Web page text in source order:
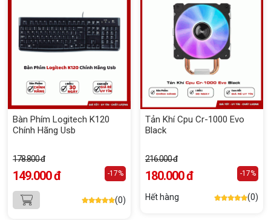
Bàn Phím Logitech K120
Chính Hãng Usb
178.800 đ
149.000 đ -17%
(0)
Tản Khí Cpu Cr-1000 Evo
Black
216.000 đ
180.000 đ -17%
Hết hàng (0)